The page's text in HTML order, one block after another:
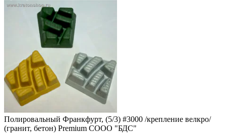
Полировальный Франкфурт, (5/3) #3000 /крепление велкро/
(гранит, бетон) Premium СООО "БДС"